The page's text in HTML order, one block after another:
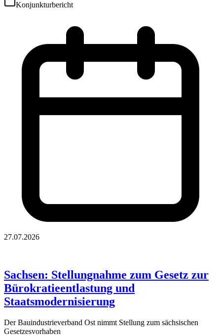
Konjunkturbericht
27.07.2026
Sachsen: Stellungnahme zum Gesetz zur
Bürokratieentlastung und
Staatsmodernisierung
Der Bauindustrieverband Ost nimmt Stellung zum sächsischen
Gesetzesvorhaben